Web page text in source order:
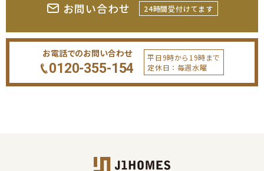
お問い合わせ 24時間受付けてます
お電話でのお問い合わせ
0120-355-154
平日9時から19時まで
定休日：毎週水曜